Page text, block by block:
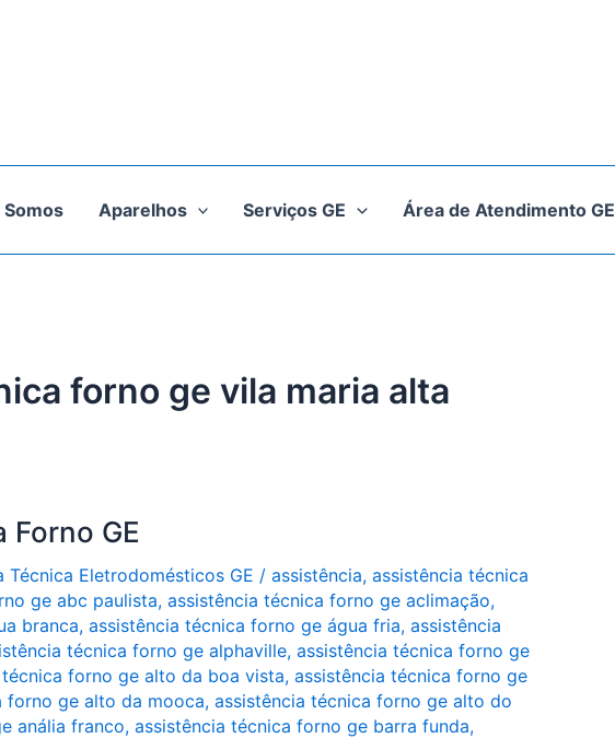
Aparelhos Serviços GE Área de Atendimento GE
forno ge vila maria alta
Forno GE
Técnica Eletrodomésticos GE / assistência, assistência técnica
ge abc paulista, assistência técnica forno ge aclimação,
branca, assistência técnica forno ge água fria, assistência
técnica forno ge alphaville, assistência técnica forno ge
forno ge alto da boa vista, assistência técnica forno ge
forno ge alto da mooca, assistência técnica forno ge alto do
anália franco, assistência técnica forno ge barra funda,